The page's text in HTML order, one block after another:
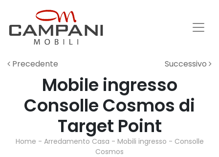
Precedente Successivo
Mobile ingresso
Consolle Cosmos di
Target Point
Home - Arredamento Casa - Mobili ingresso - Consolle
Cosmos